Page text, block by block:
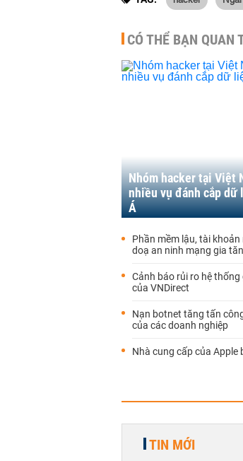
CÓ THỂ BẠN QUAN
Nhóm hacker tại Việt
nhiều vụ đánh cắp
Á
Phần mềm lậu, tài
doạ an ninh mạng gia
Cảnh báo rủi ro hệ
của VNDirect
Nạn botnet tăng tấn
của các doanh nghiệp
Nhà cung cấp của Apple
TIN MỚI